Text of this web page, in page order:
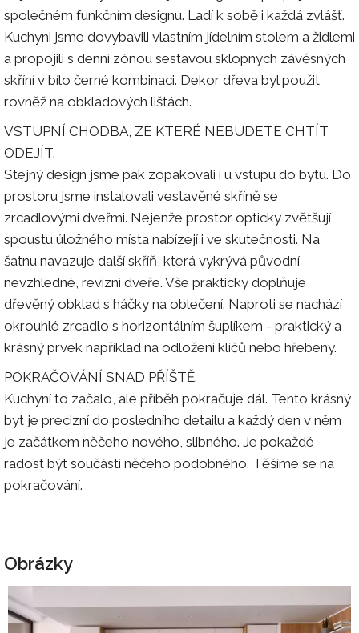
společném funkčním designu. Ladí k sobě i každá zvlášť.
Kuchyni jsme dovybavili vlastním jídelním stolem a židlemi
a propojili s denní zónou sestavou sklopných závěsných
skříní v bílo černé kombinaci. Dekor dřeva byl použit
rovněž na obkladových lištách.
VSTUPNÍ CHODBA, ZE KTERÉ NEBUDETE CHTÍT
ODEJÍT.
Stejný design jsme pak zopakovali i u vstupu do bytu. Do
prostoru jsme instalovali vestavěné skříně se
zrcadlovými dveřmi. Nejenže prostor opticky zvětšují,
spoustu úložného místa nabízejí i ve skutečnosti. Na
šatnu navazuje další skříň, která vykrývá původní
nevzhledné, revizní dveře. Vše prakticky doplňuje
dřevěný obklad s háčky na oblečení. Naproti se nachází
okrouhlé zrcadlo s horizontálním šuplíkem - praktický a
krásný prvek například na odložení klíčů nebo hřebeny.
POKRAČOVÁNÍ SNAD PŘÍŠTĚ.
Kuchyní to začalo, ale příběh pokračuje dál. Tento krásný
byt je precizní do posledního detailu a každý den v něm
je začátkem něčeho nového, slibného. Je pokaždé
radost být součástí něčeho podobného. Těšíme se na
pokračování.
Obrázky